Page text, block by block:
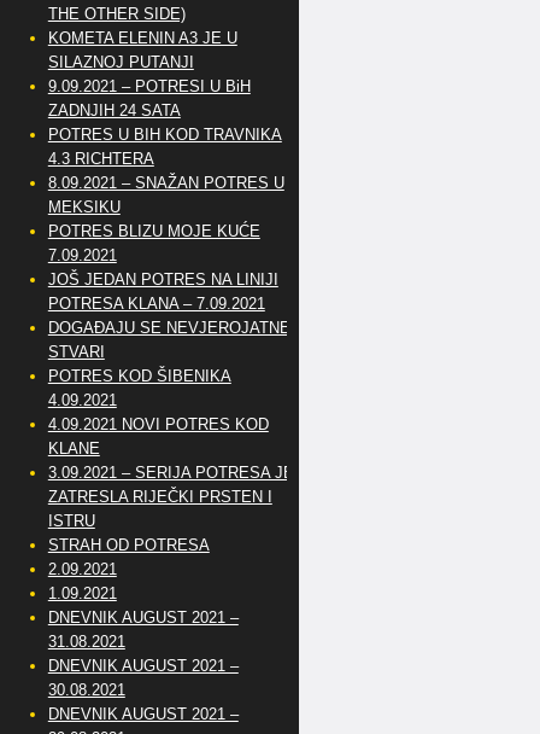
THE OTHER SIDE)
KOMETA ELENIN A3 JE U
SILAZNOJ PUTANJI
9.09.2021 – POTRESI U BiH
ZADNJIH 24 SATA
POTRES U BIH KOD TRAVNIKA
4.3 RICHTERA
8.09.2021 – SNAŽAN POTRES U
MEKSIKU
POTRES BLIZU MOJE KUĆE
7.09.2021
JOŠ JEDAN POTRES NA LINIJI
POTRESA KLANA – 7.09.2021
DOGAĐAJU SE NEVJEROJATNE
STVARI
POTRES KOD ŠIBENIKA
4.09.2021
4.09.2021 NOVI POTRES KOD
KLANE
3.09.2021 – SERIJA POTRESA JE
ZATRESLA RIJEČKI PRSTEN I
ISTRU
STRAH OD POTRESA
2.09.2021
1.09.2021
DNEVNIK AUGUST 2021 –
31.08.2021
DNEVNIK AUGUST 2021 –
30.08.2021
DNEVNIK AUGUST 2021 –